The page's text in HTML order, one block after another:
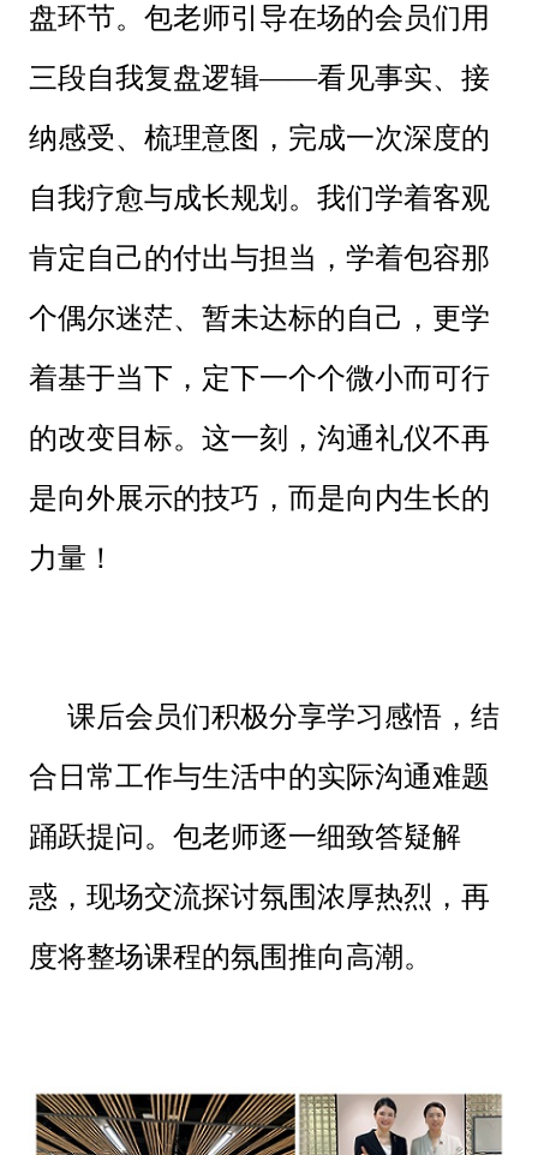
盘环节。包老师引导在场的会员们用
三段自我复盘逻辑——看见事实、接
纳感受、梳理意图，完成一次深度的
自我疗愈与成长规划。我们学着客观
肯定自己的付出与担当，学着包容那
个偶尔迷茫、暂未达标的自己，更学
着基于当下，定下一个个微小而可行
的改变目标。这一刻，沟通礼仪不再
是向外展示的技巧，而是向内生长的
力量！
课后会员们积极分享学习感悟，结
合日常工作与生活中的实际沟通难题
踊跃提问。包老师逐一细致答疑解
惑，现场交流探讨氛围浓厚热烈，再
度将整场课程的氛围推向高潮。